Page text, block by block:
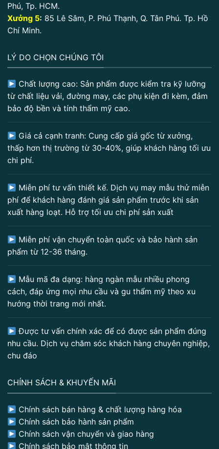
Phú, Tp. HCM.
Xưởng 5: 85 Lê Sâm, P. Phú Thạnh, Q. Tân Phú. Tp. Hồ
Chí Minh.
LÝ DO CHỌN CHÚNG TÔI
Chất lượng cao: Sản phẩm được kiểm tra kỹ lưỡng
từ chất liệu vải, đường may, các phụ kiện đi kèm, đảm
bảo độ bền và tính thẩm mỹ cao.
Giá cả cạnh tranh: Cung cấp giá gốc từ xưởng,
thấp hơn thị trường từ 30-40%, giúp khách hàng tối ưu
chi phí.
Miễn phí tư vấn thiết kế. Dịch vụ may mẫu thử miễn
phí để khách hàng đánh giá sản phẩm trước khi sản
xuất hàng loạt. Hỗ trợ tối ưu chi phí sản xuất
Miễn phí vận chuyển toàn quốc và bảo hành sản
phẩm từ 12-36 tháng.
Mẫu mã đa dạng: hàng ngàn mẫu nhiều phong
cách, đáp ứng mọi nhu cầu và gu thẩm mỹ theo xu
hướng thời trang mới nhất.
Được tư vấn chính xác để có được sản phẩm đúng
nhu cầu. Dịch vụ chăm sóc khách hàng chuyên nghiệp,
chu đáo
CHÍNH SÁCH & KHUYẾN MÃI
Chính sách bán hàng & chất lượng hàng hóa
Chính sách bảo hành sản phẩm
Chính sách vận chuyển và giao hàng
Chính sách bảo mật thông tin